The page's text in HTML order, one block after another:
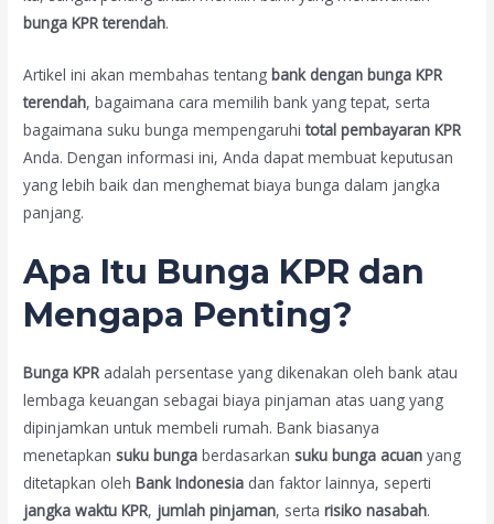
bunga KPR terendah.
Artikel ini akan membahas tentangbank dengan bunga KPR
terendah, bagaimana cara memilih bank yang tepat, serta
bagaimana suku bunga mempengaruhitotal pembayaran KPR
Anda. Dengan informasi ini, Anda dapat membuat keputusan
yang lebih baik dan menghemat biaya bunga dalam jangka
panjang.
Apa Itu Bunga KPR dan
Mengapa Penting?
Bunga KPR adalah persentase yang dikenakan oleh bank atau
lembaga keuangan sebagai biaya pinjaman atas uang yang
dipinjamkan untuk membeli rumah. Bank biasanya
menetapkansuku bunga berdasarkansuku bunga acuan yang
ditetapkan olehBank Indonesia dan faktor lainnya, seperti
jangka waktu KPR, jumlah pinjaman, sertarisiko nasabah.